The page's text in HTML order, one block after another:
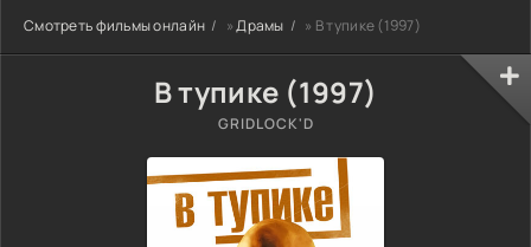
Смотреть фильмы онлайн »Драмы » В тупике (1997)
В тупике (1997)
GRIDLOCK'D